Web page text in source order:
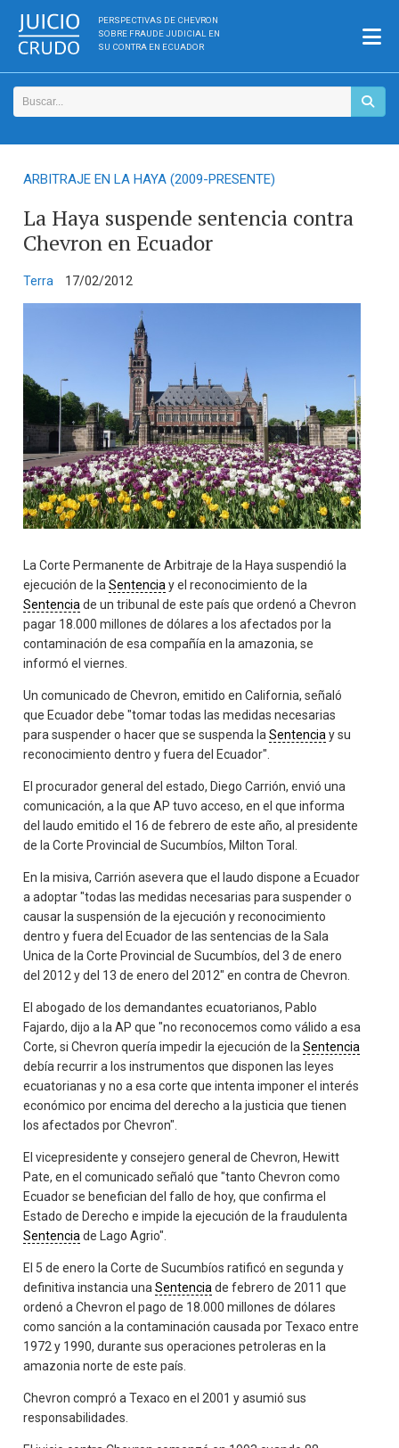
PERSPECTIVAS DE CHEVRON
SOBRE FRAUDE JUDICIAL EN
SU CONTRA EN ECUADOR
ARBITRAJE EN LA HAYA (2009-PRESENTE)
La Haya suspende sentencia contra
Chevron en Ecuador
Terra 17/02/2012
La Corte Permanente de Arbitraje de la Haya suspendió la
ejecución de laSentencia y el reconocimiento de la
Sentencia de un tribunal de este país que ordenó a Chevron
pagar 18.000 millones de dólares a los afectados por la
contaminación de esa compañía en la amazonia, se
informó el viernes.
Un comunicado de Chevron, emitido en California, señaló
que Ecuador debe "tomar todas las medidas necesarias
para suspender o hacer que se suspenda laSentencia y su
reconocimiento dentro y fuera del Ecuador".
El procurador general del estado, Diego Carrión, envió una
comunicación, a la que AP tuvo acceso, en el que informa
del laudo emitido el 16 de febrero de este año, al presidente
de la Corte Provincial de Sucumbíos, Milton Toral.
En la misiva, Carrión asevera que el laudo dispone a Ecuador
a adoptar "todas las medidas necesarias para suspender o
causar la suspensión de la ejecución y reconocimiento
dentro y fuera del Ecuador de las sentencias de la Sala
Unica de la Corte Provincial de Sucumbíos, del 3 de enero
del 2012 y del 13 de enero del 2012" en contra de Chevron.
El abogado de los demandantes ecuatorianos, Pablo
Fajardo, dijo a la AP que "no reconocemos como válido a esa
Corte, si Chevron quería impedir la ejecución de laSentencia
debía recurrir a los instrumentos que disponen las leyes
ecuatorianas y no a esa corte que intenta imponer el interés
económico por encima del derecho a la justicia que tienen
los afectados por Chevron".
El vicepresidente y consejero general de Chevron, Hewitt
Pate, en el comunicado señaló que "tanto Chevron como
Ecuador se benefician del fallo de hoy, que confirma el
Estado de Derecho e impide la ejecución de la fraudulenta
Sentencia de Lago Agrio".
El 5 de enero la Corte de Sucumbíos ratificó en segunda y
definitiva instancia unaSentencia de febrero de 2011 que
ordenó a Chevron el pago de 18.000 millones de dólares
como sanción a la contaminación causada por Texaco entre
1972 y 1990, durante sus operaciones petroleras en la
amazonia norte de este país.
Chevron compró a Texaco en el 2001 y asumió sus
responsabilidades.